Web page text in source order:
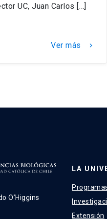
UC, Juan Carlos […]
Ver más keyboard_arrow_right
O’Higgins
LA
Extensión